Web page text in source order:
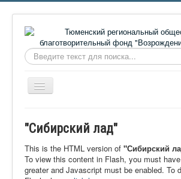
Искать...
Включить/
выключить
О фонде
Онлайн библиотека
Видеоматериалы
"Сибирский лад"
This is the HTML version of "Сибирский
To view this content in Flash, you must
greater and Javascript must be enabled. To